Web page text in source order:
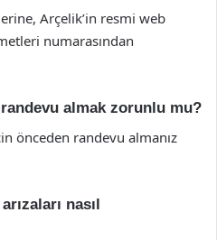
Arçelik’in resmi web
numarasından
almak zorunlu mu?
önceden randevu almanız
nasıl